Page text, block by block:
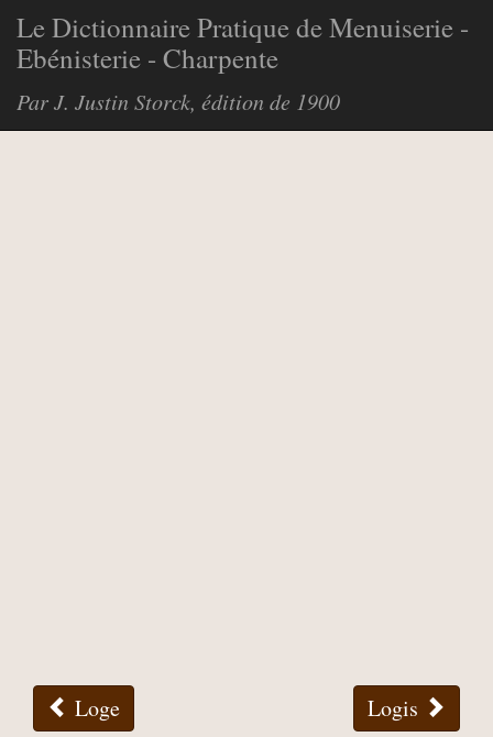
Le Dictionnaire Pratique de Menuiserie -
Ebénisterie - Charpente
Par J. Justin Storck, édition de 1900
Loge Logis